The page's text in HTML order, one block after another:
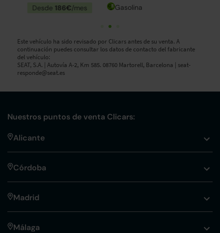
Gasolina
Este vehículo ha sido revisado por Clicars antes de su venta. A
continuación puedes consultar los datos de contacto del fabricante
del vehículo:
SEAT, S.A. | Autovía A-2, Km 585. 08760 Martorell, Barcelona | seat-
responde@seat.es
Nuestros puntos de venta Clicars:
Alicante
Córdoba
Madrid
Málaga